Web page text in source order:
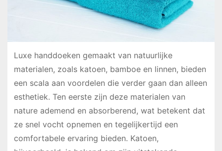
Luxe handdoeken gemaakt van natuurlijke
materialen, zoals katoen, bamboe en linnen, bieden
een scala aan voordelen die verder gaan dan alleen
esthetiek. Ten eerste zijn deze materialen van
nature ademend en absorberend, wat betekent dat
ze snel vocht opnemen en tegelijkertijd een
comfortabele ervaring bieden. Katoen,